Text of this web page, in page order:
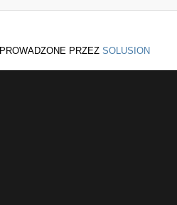
PROWADZONE PRZEZ SOLUSION